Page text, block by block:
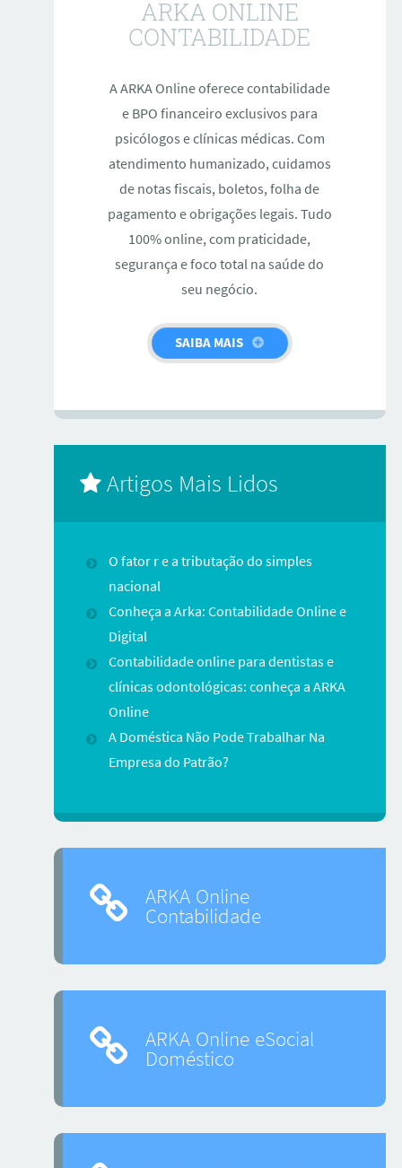
ARKA ONLINE
CONTABILIDADE
A ARKA Online oferece contabilidade
e BPO financeiro exclusivos para
psicólogos e clínicas médicas. Com
atendimento humanizado, cuidamos
de notas fiscais, boletos, folha de
pagamento e obrigações legais. Tudo
100% online, com praticidade,
segurança e foco total na saúde do
seu negócio.
SAIBA MAIS
Artigos Mais Lidos
O fator r e a tributação do simples
nacional
Conheça a Arka: Contabilidade Online e
Digital
Contabilidade online para dentistas e
clínicas odontológicas: conheça a ARKA
Online
A Doméstica Não Pode Trabalhar Na
Empresa do Patrão?
ARKA Online
Contabilidade
ARKA Online eSocial
Doméstico